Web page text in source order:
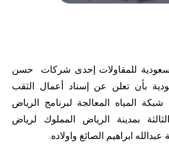
للمقاولات إحدى شركات حسن
بأن تعلن عن إسناد أعمال الثقب
المياه المعالجة لبرنامج الرياض
بمدينة الرياض المملوك لرياض
ابراهيم الصائغ واولاده.